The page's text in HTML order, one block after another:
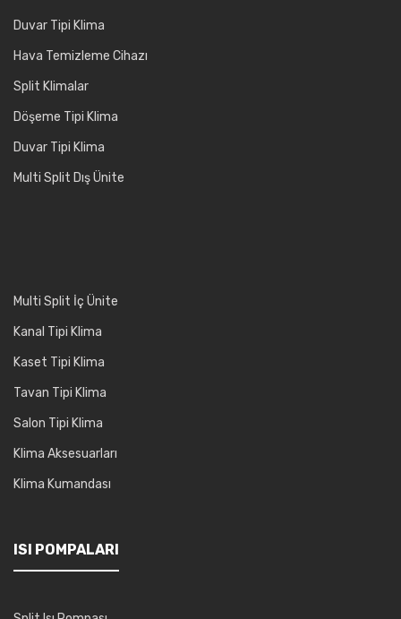
Duvar Tipi Klima
Hava Temizleme Cihazı
Split Klimalar
Döşeme Tipi Klima
Duvar Tipi Klima
Multi Split Dış Ünite
Multi Split İç Ünite
Kanal Tipi Klima
Kaset Tipi Klima
Tavan Tipi Klima
Salon Tipi Klima
Klima Aksesuarları
Klima Kumandası
ISI POMPALARI